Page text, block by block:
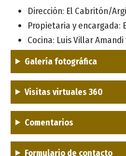
Dirección: El Cabritón/
Propietaria y encargada:
Cocina: Luis Villar
Galería fotográfica
Visitas virtuales 360
Comentarios
Formulario de contacto